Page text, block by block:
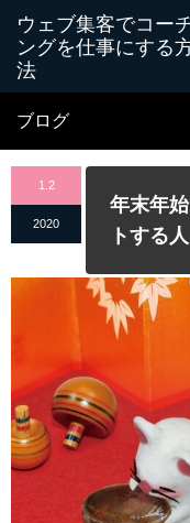
ブログ
1.2
2020
年末年
トする人